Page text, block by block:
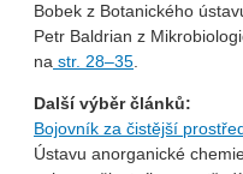
Bobek z Botanického
Petr Baldrian z
na str. 28–35.
Další výběr článků:
Bojovník za čistější
Ústavu anorganické